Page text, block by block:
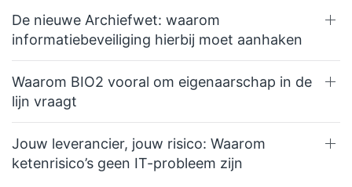
De nieuwe Archiefwet: waarom
informatiebeveiliging hierbij moet aanhaken
Waarom BIO2 vooral om eigenaarschap in de
lijn vraagt
Jouw leverancier, jouw risico: Waarom
ketenrisico’s geen IT-probleem zijn